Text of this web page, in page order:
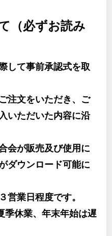
（必ずお読み
して事前承認式を取
注文をいただき、ご
いただいた内容に沿
会が販売及び使用に
ダウンロード可能に
業日程度です。
休業、年末年始は遅